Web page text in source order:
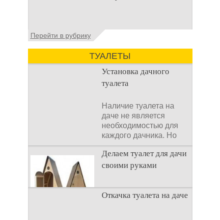
Установка септика Тверь - важнейший
аспект утилизации сточных вод в частных
домах и на загородных
Перейти в рубрику
ТУАЛЕТЫ
Установка дачного
туалета
Наличие туалета на
даче не является
необходимостью для
каждого дачника. Но
многие люди думают,
что
Делаем туалет для дачи
своими руками
Туалеты для дачи – это
устройства, с которых
Откачка туалета на даче